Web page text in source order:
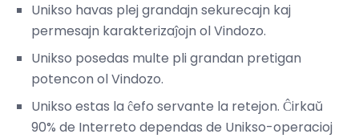
Unikso havas plej grandajn sekurecajn kaj
permesajn karakterizaĵojn ol Vindozo.
Unikso posedas multe pli grandan pretigan
potencon ol Vindozo.
Unikso estas la ĉefo servante la retejon. Ĉirkaŭ
90% de Interreto dependas de Unikso-operacioj